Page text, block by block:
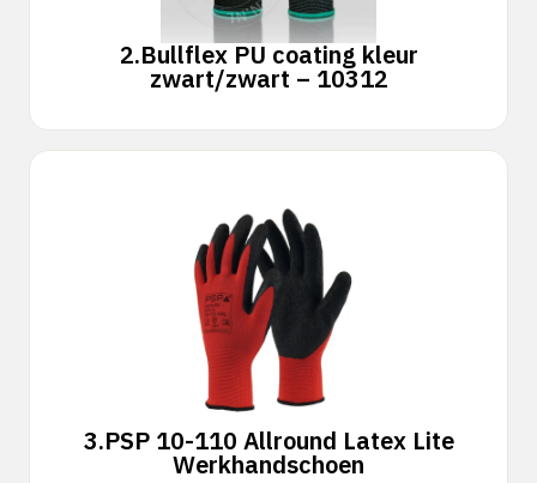
2.Bullflex PU coating kleur
zwart/zwart – 10312
3.PSP 10-110 Allround Latex Lite
Werkhandschoen